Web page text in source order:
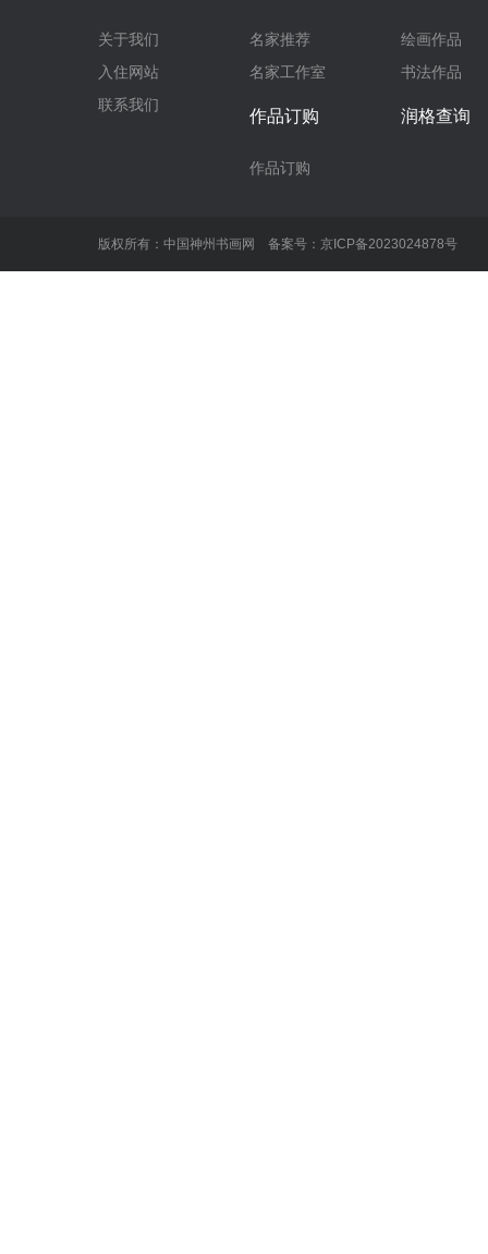
关于我们
入住网站
联系我们
名家推荐
名家工作室
绘画作品
书法作品
作品订购
作品订购
润格查询
版权所有：中国神州书画网 备案号： 京ICP备2023024878号